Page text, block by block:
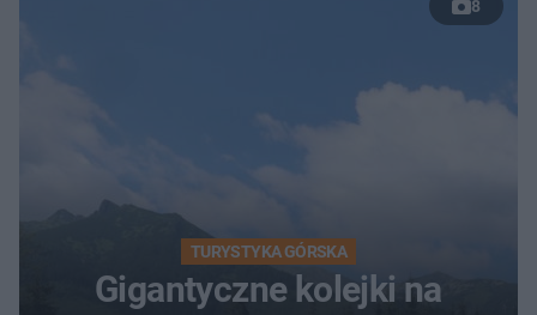
8
TURYSTYKA GÓRSKA
Gigantyczne kolejki na